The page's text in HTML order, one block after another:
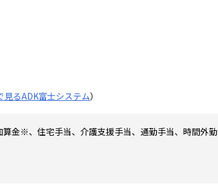
見るADK富士システム）
金※、住宅手当、介護支援手当、通勤手当、時間外勤